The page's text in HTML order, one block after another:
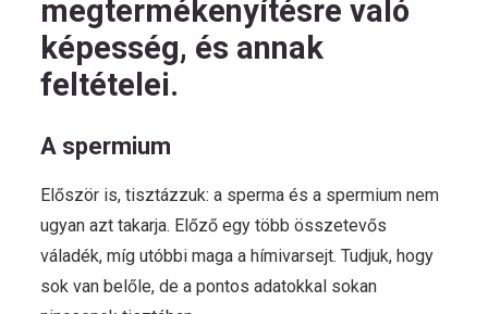
megtermékenyítésre való
képesség, és annak
feltételei.
A spermium
Először is, tisztázzuk: a sperma és a spermium nem
ugyan azt takarja. Előző egy több összetevős
váladék, míg utóbbi maga a hímivarsejt. Tudjuk, hogy
sok van belőle, de a pontos adatokkal sokan